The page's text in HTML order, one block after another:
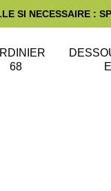
SI NECESSAIRE :
68